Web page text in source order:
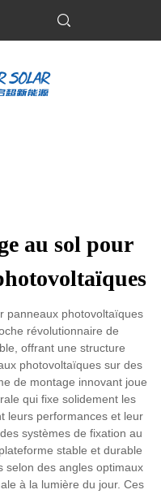
au sol pour
panneaux photovoltaïques
révolutionnaire de
offrant une structure
photovoltaïques sur des
de montage innovant joue
qui fixe solidement les
leurs performances et leur
systèmes de fixation au
stable et durable
selon des angles optimaux
à la lumière du jour. Ces